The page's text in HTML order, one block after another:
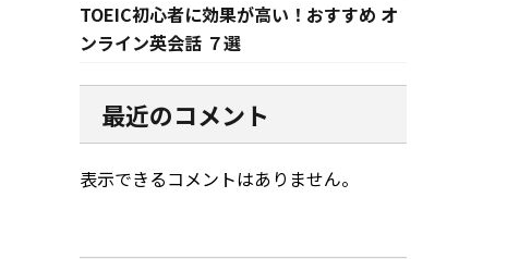
TOEIC初心者に効果が高い！おすすめ オ
ンライン英会話 ７選
最近のコメント
表示できるコメントはありません。